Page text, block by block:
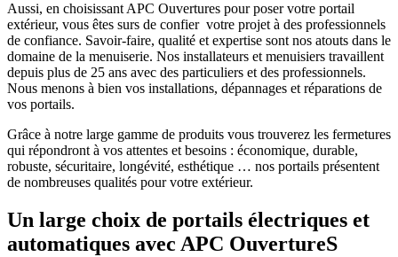
Aussi, en choisissant APC Ouvertures pour poser votre portail
extérieur, vous êtes surs de confier votre projet à des professionnels
de confiance. Savoir-faire, qualité et expertise sont nos atouts dans le
domaine de la menuiserie. Nos installateurs et menuisiers travaillent
depuis plus de 25 ans avec des particuliers et des professionnels.
Nous menons à bien vos installations, dépannages et réparations de
vos portails.
Grâce à notre large gamme de produits vous trouverez les fermetures
qui répondront à vos attentes et besoins : économique, durable,
robuste, sécuritaire, longévité, esthétique … nos portails présentent
de nombreuses qualités pour votre extérieur.
Un large choix de portails électriques et
automatiques avec APC OuvertureS